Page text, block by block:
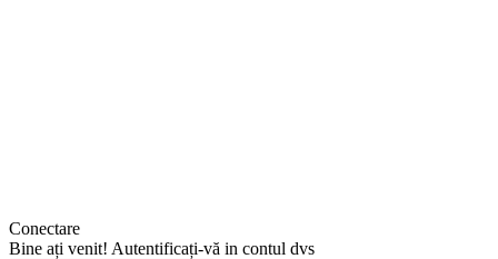
Conectare
Bine ați venit! Autentificați-vă in contul dvs